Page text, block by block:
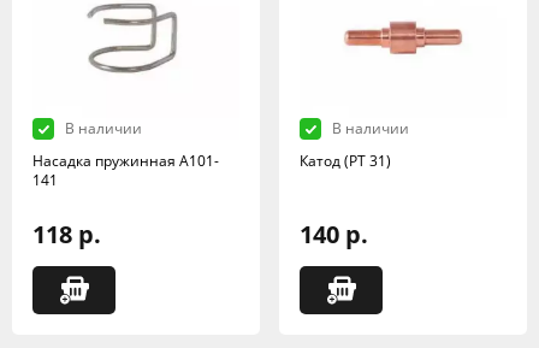
В наличии
Насадка пружинная А101-
141
118 р.
В наличии
Катод (РТ 31)
140 р.